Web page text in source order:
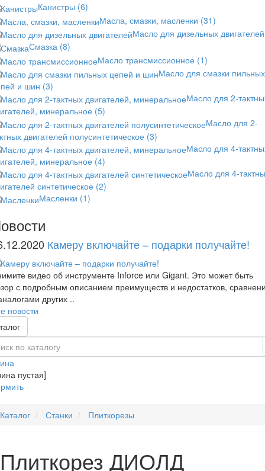
Канистры (6)
Масла, смазки, масленки (31)
Масло для дизельных двигателей
Смазка (8)
Масло трансмиссионное (1)
Масло для смазки пильных
и шин (3)
Масло для 2-
минеральное (5)
Масло для 2-
двигателей полусинтетическое (3)
Масло для 4-
минеральное (4)
Масло для 4-
синтетическое (2)
Масленки (1)
Камеру включайте – подарки получайте!
видео об инструменте Inforce или Gigant. Это может быть
с подробным описанием преимуществ и недостатков,
других ..
новости
пустая]
Каталог Станки Плиткорезы
Плиткорез ДИОЛД